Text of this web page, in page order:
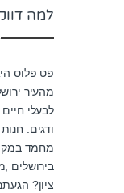
למה
פט פלוס
מהעיר
לבעלי
ודגים.
מחמד
בירושלים
ציון?